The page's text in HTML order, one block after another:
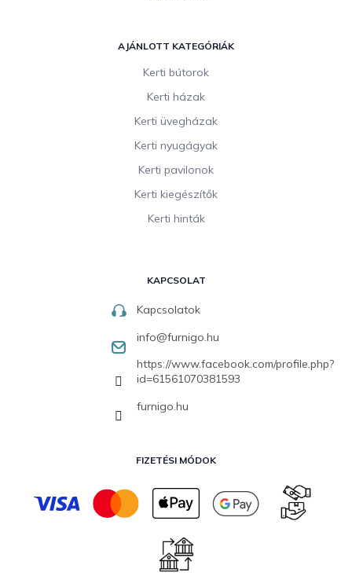
AJÁNLOTT KATEGÓRIÁK
Kerti bútorok
Kerti házak
Kerti üvegházak
Kerti nyugágyak
Kerti pavilonok
Kerti kiegészítők
Kerti hinták
KAPCSOLAT
Kapcsolatok
info@furnigo.hu
https://www.facebook.com/profile.php?
id=61561070381593
furnigo.hu
FIZETÉSI MÓDOK